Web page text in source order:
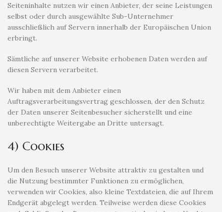
Seiteninhalte nutzen wir einen Anbieter, der seine Leistungen
selbst oder durch ausgewählte Sub-Unternehmer
ausschließlich auf Servern innerhalb der Europäischen Union
erbringt.
Sämtliche auf unserer Website erhobenen Daten werden auf
diesen Servern verarbeitet.
Wir haben mit dem Anbieter einen
Auftragsverarbeitungsvertrag geschlossen, der den Schutz
der Daten unserer Seitenbesucher sicherstellt und eine
unberechtigte Weitergabe an Dritte untersagt.
4) Cookies
Um den Besuch unserer Website attraktiv zu gestalten und
die Nutzung bestimmter Funktionen zu ermöglichen,
verwenden wir Cookies, also kleine Textdateien, die auf Ihrem
Endgerät abgelegt werden. Teilweise werden diese Cookies